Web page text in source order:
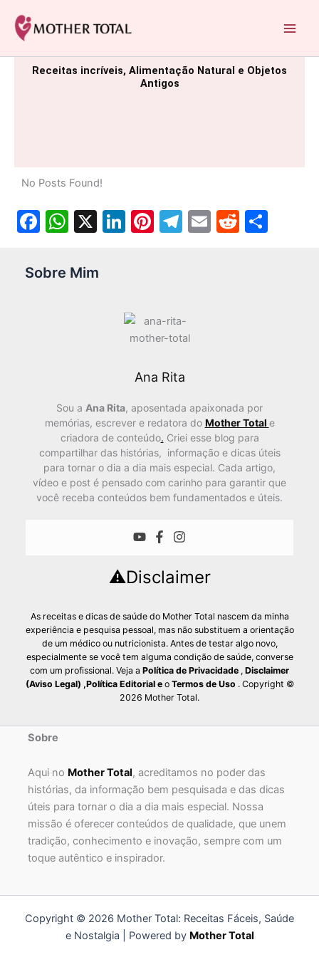
para
conteúdo
Receitas incríveis, Alimentação Natural e Objetos
Antigos
No Posts Found!
Facebook
WhatsApp
X LinkedIn
Pinterest
Telegram
EmailReddit
Sobre Mim
Ana Rita
Sou a Ana Rita, aposentada apaixonada por
memórias, escrever e redatora do Mother Total e
criadora de conteúdo. Criei esse blog para
compartilhar das histórias, informação e dicas úteis
para tornar o dia a dia mais especial. Cada artigo,
vídeo e post é pensado com carinho para garantir que
você receba conteúdos bem fundamentados e úteis.
⚠️Disclaimer
As receitas e dicas de saúde do Mother Total nascem da minha
experiência e pesquisa pessoal, mas não substituem a orientação
de um médico ou nutricionista. Antes de testar algo novo,
especialmente se você tem alguma condição de saúde, converse
com um profissional. Veja a Política de Privacidade , Disclaimer
(Aviso Legal) ,Política Editoriale o Termos de Uso . Copyright ©
2026 Mother Total.
Sobre
Aqui no Mother Total, acreditamos no poder das
histórias, da informação bem pesquisada e das dicas
úteis para tornar o dia a dia mais especial. Nossa
missão é oferecer conteúdos de qualidade, que unem
tradição, conhecimento e inovação, sempre com um
toque autêntico e inspirador.
Copyright © 2026 Mother Total: Receitas Fáceis, Saúde
e Nostalgia | Powered by Mother Total